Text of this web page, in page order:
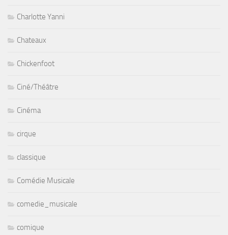
Charlotte Yanni
Chateaux
Chickenfoot
Ciné/Théâtre
Cinéma
cirque
classique
Comédie Musicale
comedie_musicale
comique